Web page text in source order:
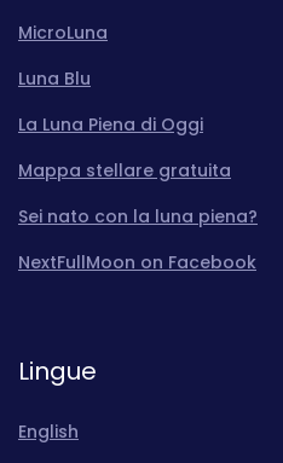
MicroLuna
Luna Blu
La Luna Piena di Oggi
Mappa stellare gratuita
Sei nato con la luna piena?
NextFullMoon on Facebook
Lingue
English